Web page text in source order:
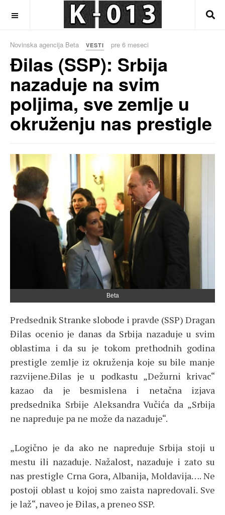
Novinska agencija Beta VESTI pre 6 meseci
Đilas (SSP): Srbija
nazaduje na svim
poljima, sve zemlje u
okruženju nas prestigle
Beta
Predsednik Stranke slobode i pravde (SSP) Dragan
Đilas ocenio je danas da Srbija nazaduje u svim
oblastima i da su je tokom prethodnih godina
prestigle zemlje iz okruženja koje su bile manje
razvijene.Đilas je u podkastu „Dežurni krivac“
kazao da je besmislena i netačna izjava
predsednika Srbije Aleksandra Vučića da „Srbija
ne napreduje pa ne može da nazaduje“.
„Logično je da ako ne napreduje Srbija stoji u
mestu ili nazaduje. Nažalost, nazaduje i zato su
nas prestigle Crna Gora, Albanija, Moldavija…. Ne
postoji oblast u kojoj smo zaista napredovali. Sve
je laž“, naveo je Đilas, a preneo SSP.